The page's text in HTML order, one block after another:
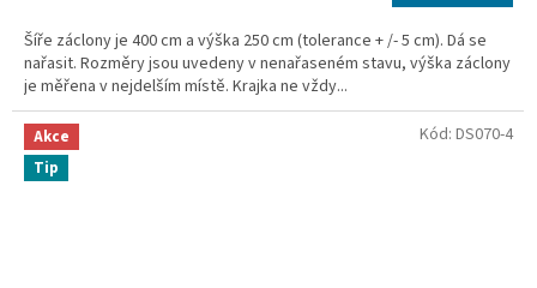
Šíře záclony je 400 cm a výška 250 cm (tolerance + /- 5 cm). Dá se
nařasit. Rozměry jsou uvedeny v nenařaseném stavu, výška záclony
je měřena v nejdelším místě. Krajka ne vždy...
Akce
Tip
Kód: DS070-4